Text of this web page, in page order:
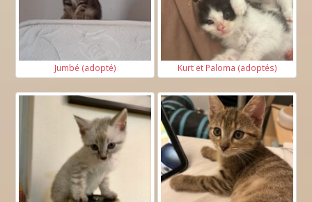
Jumbé (adopté) Kurt et Paloma (adoptés)